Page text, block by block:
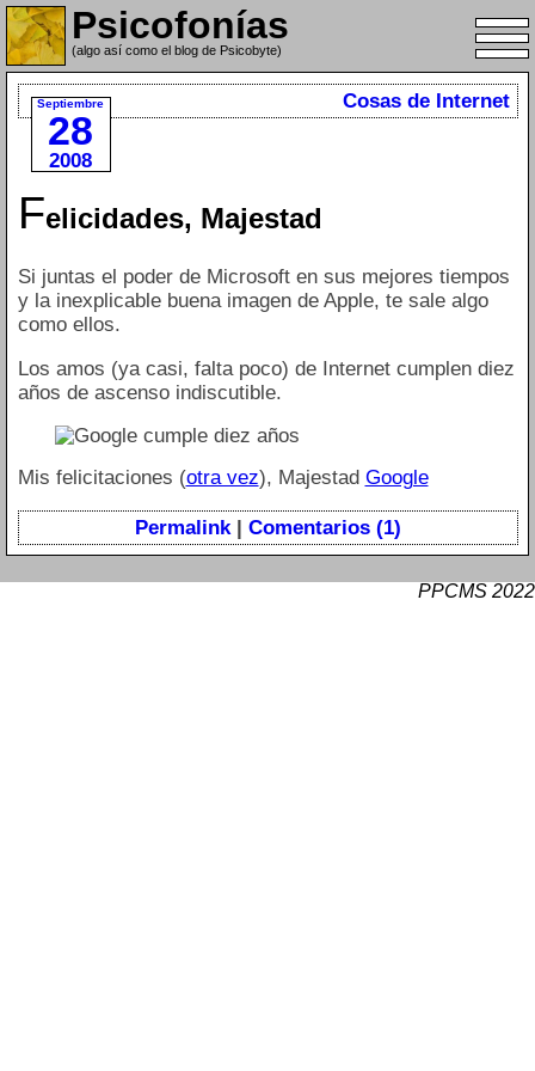
Psicofonías
(algo así como el blog de Psicobyte)
Septiembre
28
2008
Cosas de Internet
Felicidades, Majestad
Si juntas el poder de Microsoft en sus mejores tiempos
y la inexplicable buena imagen de Apple, te sale algo
como ellos.
Los amos (ya casi, falta poco) de Internet cumplen diez
años de ascenso indiscutible.
Mis felicitaciones (otra vez), Majestad Google
Permalink| Comentarios (1)
PPCMS 2022